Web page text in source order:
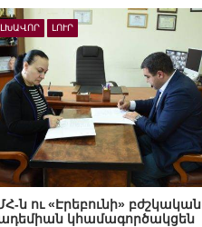
ԼՈՒՐ
ն ու «Էրեբունի» բժշկական
կհամագործակցեն